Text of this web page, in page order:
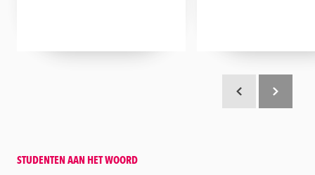
STUDENTEN AAN HET WOORD